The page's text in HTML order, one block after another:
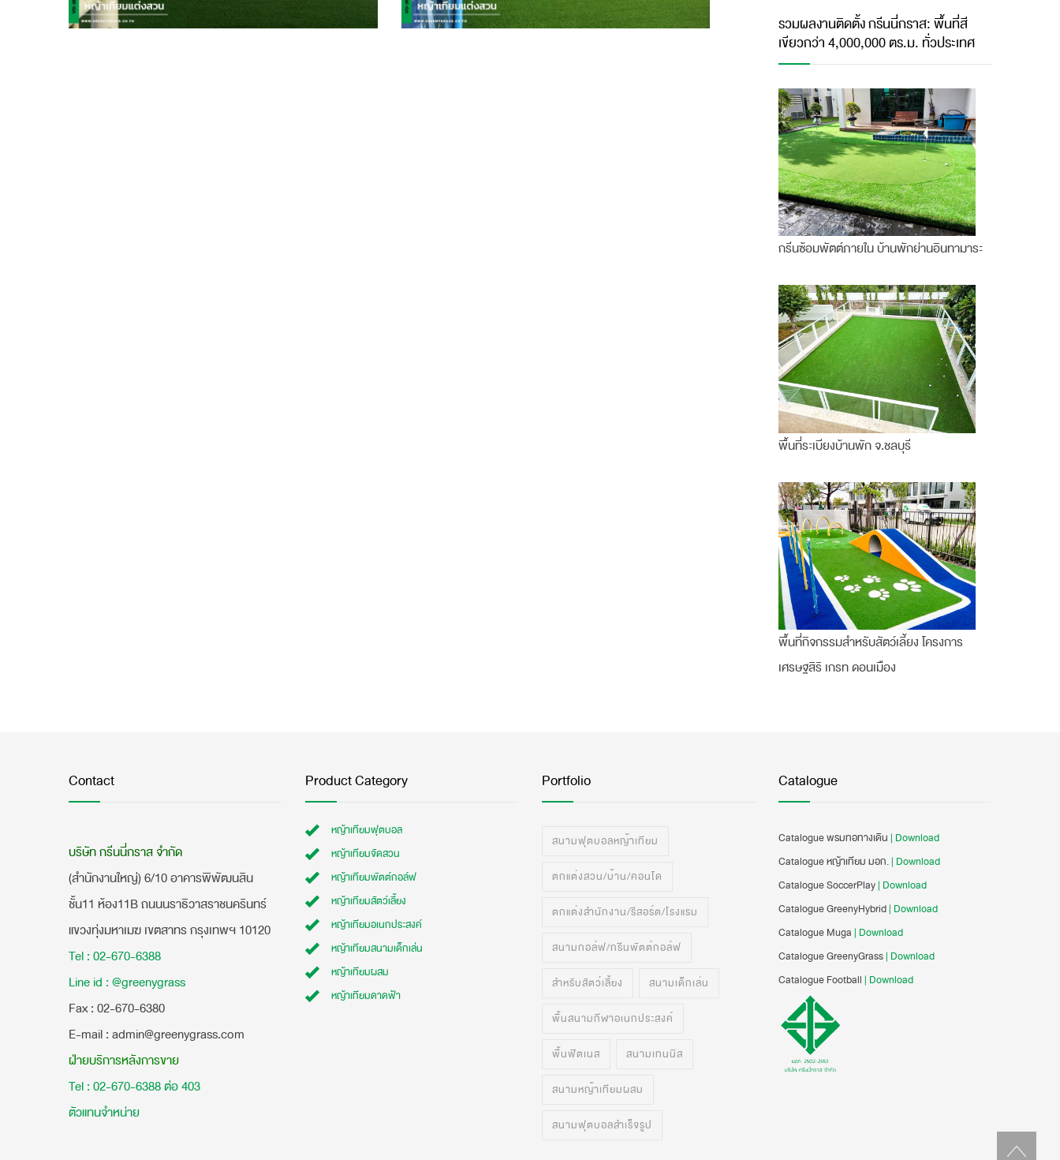
รวมผลงานติดตั้ง กรีนนี่กราส: พื้นที่สี
เขียวกว่า 4,000,000 ตร.ม. ทั่วประเทศ
กรีนซ้อมพัตต์ภายใน บ้านพักย่านอินทามาระ
พื้นที่ระเบียงบ้านพัก จ.ชลบุรี
พื้นที่กิจกรรมสำหรับสัตว์เลี้ยง โครงการ
เศรษฐสิริ เกรท ดอนเมือง
Contact
บริษัท กรีนนี่กราส จำกัด
(สำนักงานใหญ่) 6/10 อาคารพิพัฒนสิน
ชั้น11 ห้อง11B ถนนนราธิวาสราชนครินทร์
แขวงทุ่งมหาเมฆ เขตสาทร กรุงเทพฯ 10120
Tel : 02-670-6388
Line id : @greenygrass
​Fax : 02-670-6380
E-mail : admin@greenygrass.com
ฝ่ายบริการหลังการขาย
Tel : 02-670-6388 ต่อ 403
ตัวแทนจำหน่าย
Product Category
หญ้าเทียมฟุตบอล
หญ้าเทียมจัดสวน
หญ้าเทียมพัตต์กอล์ฟ
หญ้าเทียมสัตว์เลี้ยง
หญ้าเทียมอเนกประสงค์
หญ้าเทียมสนามเด็กเล่น
หญ้าเทียมผสม
หญ้าเทียมดาดฟ้า
Portfolio
สนามฟุตบอลหญ้าเทียม
ตกแต่งสวน/บ้าน/คอนโด
ตกแต่งสำนักงาน/รีสอร์ต/โรงแรม
สนามกอล์ฟ/กรีนพัตต์กอล์ฟ
สำหรับสัตว์เลี้ยง สนามเด็กเล่น
พื้นสนามกีฬาอเนกประสงค์
พื้นฟิตเนส สนามเทนนิส
สนามหญ้าเทียมผสม
สนามฟุตบอลสำเร็จรูป
Catalogue
Catalogue พรมทอทางเดิน | Download
Catalogue หญ้าเทียม มอก.| Download
Catalogue SoccerPlay| Download
Catalogue GreenyHybrid| Download
Catalogue Muga | Download
Catalogue GreenyGrass| Download
Catalogue Football | Download